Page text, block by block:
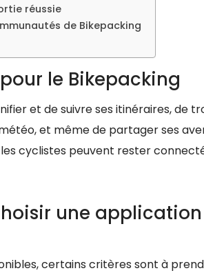
réussie
de Bikepacking
le Bikepacking
et de suivre ses itinéraires, de
et même de partager ses
cyclistes peuvent rester
une
certains critères sont à